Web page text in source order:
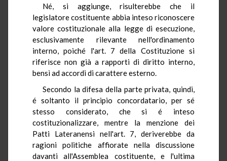
Né, si aggiunge, risulterebbe che il
legislatore costituente abbia inteso riconoscere
valore costituzionale alla legge di esecuzione,
esclusivamente rilevante nell'ordinamento
interno, poiché l'art. 7 della Costituzione si
riferisce non già a rapporti di diritto interno,
bensì ad accordi di carattere esterno.
Secondo la difesa della parte privata, quindi,
é soltanto il principio concordatario, per sé
stesso considerato, che si é inteso
costituzionalizzare, mentre la menzione dei
Patti Lateranensi nell'art. 7, deriverebbe da
ragioni politiche affiorate nella discussione
davanti all'Assemblea costituente, e l'ultima